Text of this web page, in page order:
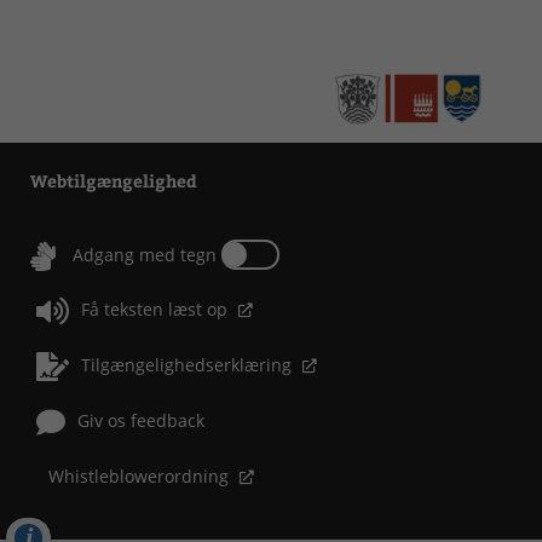
Webtilgængelighed
Adgang med tegn Tænd eller sluk for Adgang med tegn
Få teksten læst op
Tilgængelighedserklæring
Giv os feedback
Whistleblowerordning
Cookies